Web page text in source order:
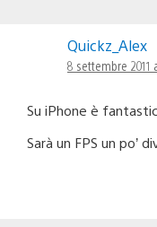
Quickz_Alex
8 settembre 2011
Su iPhone è
Sarà un FPS un po’